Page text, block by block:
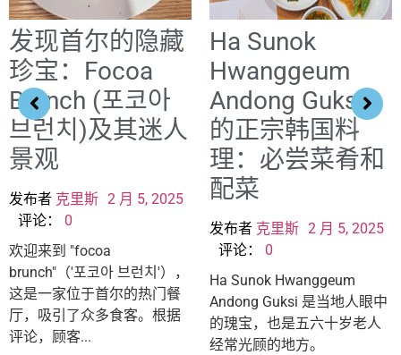
发现首尔的隐藏
珍宝：Focoa
Brunch (포코아
브런치)及其迷人
景观
发布者 克里斯 2 月 5, 2025
评论： 0
欢迎来到 "focoa
brunch"（'포코아 브런치'），
这是一家位于首尔的热门餐
厅，吸引了众多食客。根据
评论，顾客...
Ha Sunok
Hwanggeum
Andong Guksi
的正宗韩国料
理：必尝菜肴和
配菜
发布者 克里斯 2 月 5, 2025
评论： 0
Ha Sunok Hwanggeum
Andong Guksi 是当地人眼中
的瑰宝，也是五六十岁老人
经常光顾的地方。